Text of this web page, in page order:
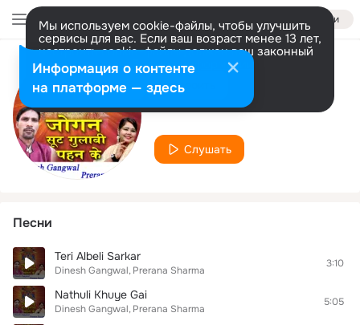
Войти
Мы используем cookie-файлы, чтобы улучшить
сервисы для вас. Если ваш возраст менее 13 лет,
настроить cookie-файлы должен ваш законный
представитель. Больше информации
Разрешить все Настроить
Исполнитель
Prerana Sharma
Слушать
Песни
Teri Albeli Sarkar
Dinesh Gangwal Prerana Sharma
3:10
Nathuli Khuye Gai
Dinesh Gangwal Prerana Sharma
5:05
Информация о контенте
на платформе — здесь